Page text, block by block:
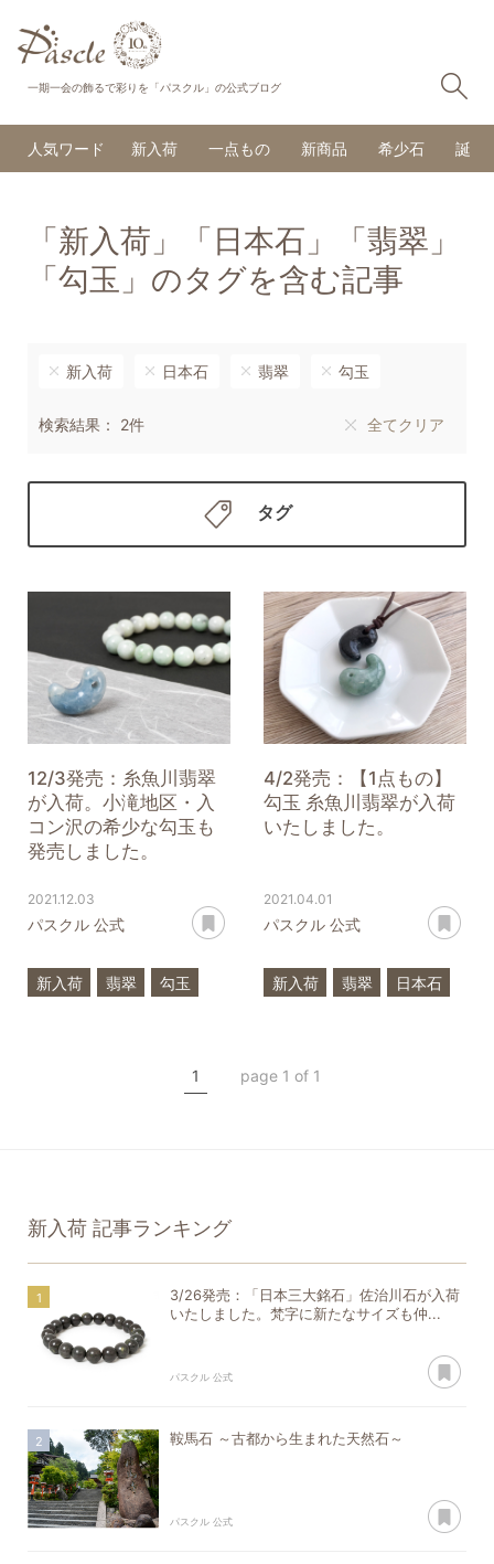
一期一会の飾るで彩りを「パスクル」の公式ブログ
人気ワード 新入荷 一点もの 新商品 希少石 誕生
「新入荷」「日本石」「翡翠」
「勾玉」のタグを含む記事
新入荷 日本石 翡翠 勾玉
検索結果： 2件 全てクリア
タグ
12/3発売：糸魚川翡翠
が入荷。小滝地区・入
コン沢の希少な勾玉も
発売しました。
2021.12.03
パスクル 公式
あとで読む
新入荷 翡翠
勾玉
4/2発売：【1点もの】
勾玉 糸魚川翡翠が入荷
いたしました。
2021.04.01
パスクル 公式
新入荷 翡翠
日本石
1 page 1 of 1
新入荷 記事ランキング
3/26発売：「日本三大銘石」佐治川石が入荷
いたしました。梵字に新たなサイズも仲...
パスクル 公式
鞍馬石 ～古都から生まれた天然石～
パスクル 公式